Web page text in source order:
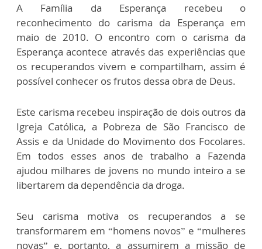
A Família da Esperança recebeu o
reconhecimento do carisma da Esperança em
maio de 2010. O encontro com o carisma da
Esperança acontece através das experiências que
os recuperandos vivem e compartilham, assim é
possível conhecer os frutos dessa obra de Deus.
Este carisma recebeu inspiração de dois outros da
Igreja Católica, a Pobreza de São Francisco de
Assis e da Unidade do Movimento dos Focolares.
Em todos esses anos de trabalho a Fazenda
ajudou milhares de jovens no mundo inteiro a se
libertarem da dependência da droga.
Seu carisma motiva os recuperandos a se
transformarem em “homens novos” e “mulheres
novas” e, portanto, a assumirem a missão de